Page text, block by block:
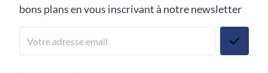
bons plans en vous inscrivant à notre newsletter